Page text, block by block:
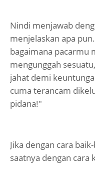
Nindi menjawab
menjelaskan apa
bagaimana pacarmu
mengunggah
jahat demi
cuma terancam
pidana!"
Jika dengan cara
saatnya dengan cara